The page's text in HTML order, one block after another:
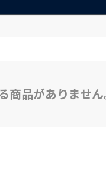
商品がありませ